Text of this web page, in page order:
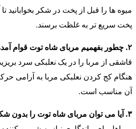
میوه ها را قبل از پخت در شکر بخوابانید
پخت سریع تر به غلظت برسند.
۲. چطور بفهمیم مربای شاه توت قوام آمده است؟
قاشقی از مربا را در یک نعلبکی سرد
هنگام کج کردن نعلبکی مربا به آرامی
آن مناسب است.
۳. آیا می توان مربای شاه توت را بدون شکر تهیه کرد؟